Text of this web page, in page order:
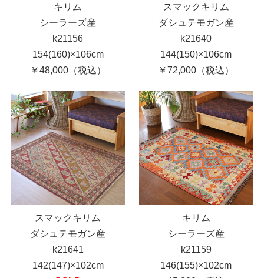
キリム
シーラーズ産
k21156
154(160)×106cm
￥48,000（税込）
スマックキリム
ダシュテモガン産
k21640
144(150)×106cm
￥72,000（税込）
スマックキリム
ダシュテモガン産
k21641
142(147)×102cm
キリム
シーラーズ産
k21159
146(155)×102cm